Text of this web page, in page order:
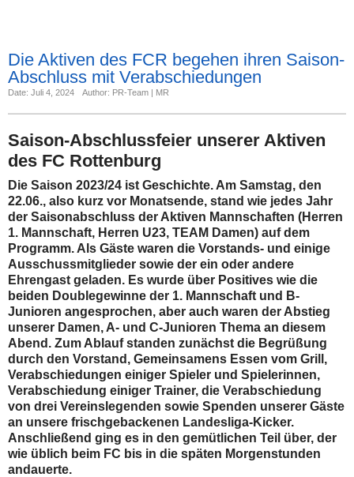
Die Aktiven des FCR begehen ihren Saison-
Abschluss mit Verabschiedungen
Date: Juli 4, 2024 Author: PR-Team | MR
Saison-Abschlussfeier unserer Aktiven
des FC Rottenburg
Die Saison 2023/24 ist Geschichte. Am Samstag, den
22.06., also kurz vor Monatsende, stand wie jedes Jahr
der Saisonabschluss der Aktiven Mannschaften (Herren
1. Mannschaft, Herren U23, TEAM Damen) auf dem
Programm. Als Gäste waren die Vorstands- und einige
Ausschussmitglieder sowie der ein oder andere
Ehrengast geladen. Es wurde über Positives wie die
beiden Doublegewinne der 1. Mannschaft und B-
Junioren angesprochen, aber auch waren der Abstieg
unserer Damen, A- und C-Junioren Thema an diesem
Abend. Zum Ablauf standen zunächst die Begrüßung
durch den Vorstand, Gemeinsamens Essen vom Grill,
Verabschiedungen einiger Spieler und Spielerinnen,
Verabschiedung einiger Trainer, die Verabschiedung
von drei Vereinslegenden sowie Spenden unserer Gäste
an unsere frischgebackenen Landesliga-Kicker.
Anschließend ging es in den gemütlichen Teil über, der
wie üblich beim FC bis in die späten Morgenstunden
andauerte.